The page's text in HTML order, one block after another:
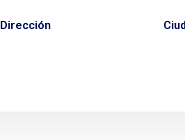
Dirección